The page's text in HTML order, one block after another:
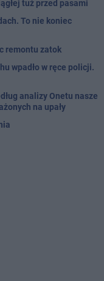
tuż przed pasami
To nie koniec
remontu zatok
wpadło w ręce policji.
analizy Onetu nasze
na upały